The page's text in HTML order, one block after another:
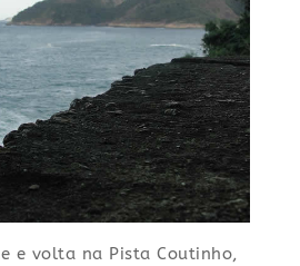
e volta na Pista Coutinho,